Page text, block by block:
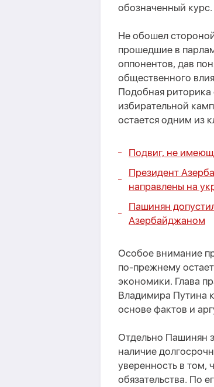
обозначенный курс.
Не обошел
прошедшие в
оппонентов, дав
общественного
Подобная риторика
избирательной
остается одним из
Подвиг, не
Президент
направлены на
Пашинян
Азербайджаном
Особое внимание
по-прежнему
экономики. Глава
Владимира Путина
основе фактов и
Отдельно Пашинян
наличие
уверенность в том,
обязательства. По